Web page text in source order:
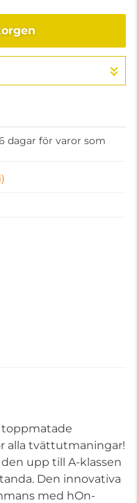
dagar för varor som
toppmatade
alla tvättutmaningar!
upp till A-klassen
Den innovativa
med hOn-